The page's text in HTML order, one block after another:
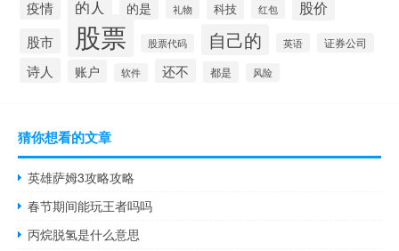
疫情
的人 的是 礼物 科技 红包 股价
股市 股票 股票代码 自己的 英语 证券公司
诗人 账户 软件 还不 都是 风险
猜你想看的文章
英雄萨姆3攻略攻略
春节期间能玩王者吗吗
丙烷脱氢是什么意思